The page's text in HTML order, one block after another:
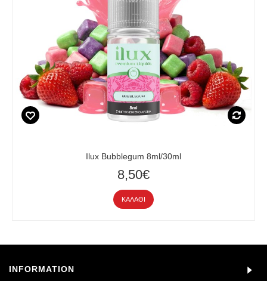
Ilux Bubblegum 8ml/30ml
8,50€
ΚΑΛΆΘΙ
INFORMATION